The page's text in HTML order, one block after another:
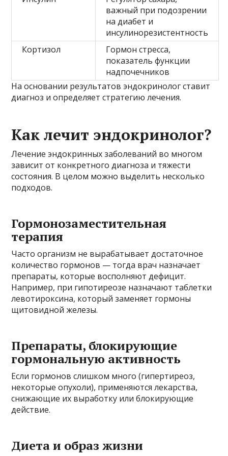
важный при подозрении
на диабет и
инсулинорезистентность
Кортизол
Гормон стресса,
показатель функции
надпочечников
На основании результатов эндокринолог ставит
диагноз и определяет стратегию лечения.
Как лечит эндокринолог?
Лечение эндокринных заболеваний во многом
зависит от конкретного диагноза и тяжести
состояния. В целом можно выделить несколько
подходов.
Гормонозаместительная
терапия
Часто организм не вырабатывает достаточное
количество гормонов — тогда врач назначает
препараты, которые восполняют дефицит.
Например, при гипотиреозе назначают таблетки
левотироксина, который заменяет гормоны
щитовидной железы.
Препараты, блокирующие
гормональную активность
Если гормонов слишком много (гипертиреоз,
некоторые опухоли), применяются лекарства,
снижающие их выработку или блокирующие
действие.
Диета и образ жизни